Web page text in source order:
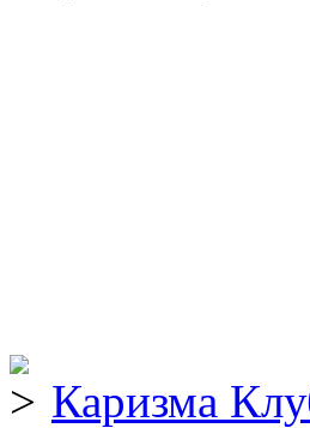
Каризма